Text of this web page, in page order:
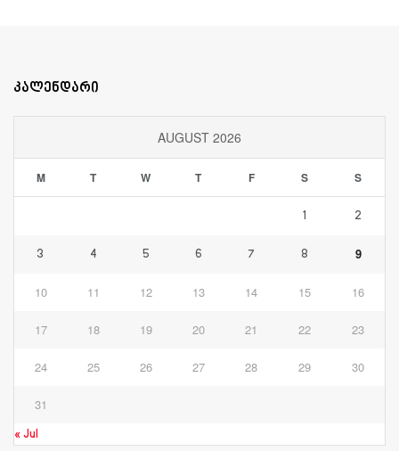
კალენდარი
AUGUST 2026
M T W T F S S
1 2
3 4 5 6 7 8 9
10 11 12 13 14 15 16
17 18 19 20 21 22 23
24 25 26 27 28 29 30
31
« Jul